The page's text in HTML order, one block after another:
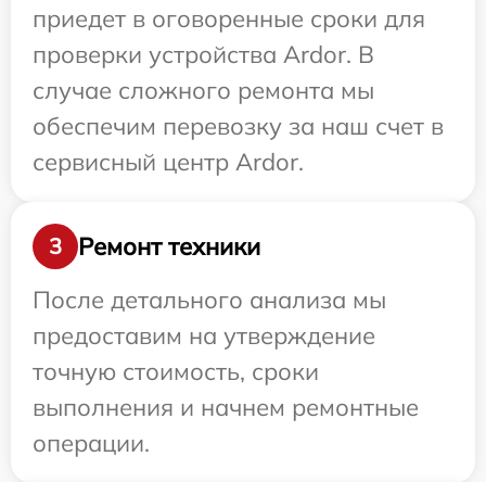
приедет в оговоренные сроки для
проверки устройства Ardor. В
случае сложного ремонта мы
обеспечим перевозку за наш счет в
сервисный центр Ardor.
3
Ремонт техники
После детального анализа мы
предоставим на утверждение
точную стоимость, сроки
выполнения и начнем ремонтные
операции.